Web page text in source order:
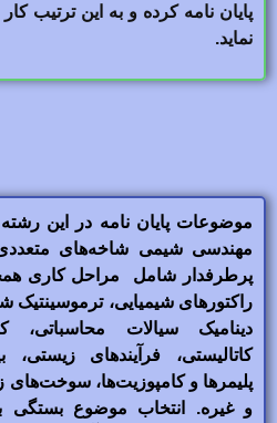
پایان نامه کرده و به این ترتیب
نماید.
موضوعات پایان نامه در این
مهندسی شیمی شاخه‌های
پرطرفدار شامل مراحل کاری
راکتورهای شیمیایی، ترموسینتیک
دینامیک سیالات محاسباتی،
کاتالیستی، فرآیندهای زیستی،
پلیمرها و کامپوزیت‌ها، سوخت‌های
و غیره. انتخاب موضوع بستگی